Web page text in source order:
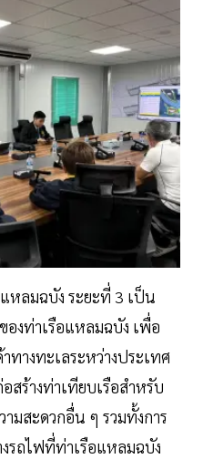
หลมฉบัง ระยะที่ 3 เป็น
องท่าเรือแหลมฉบัง เพื่อ
ทางทะเลระหว่างประเทศ
ร้างท่าเทียบเรือสำหรับ
มสะดวกอื่น ๆ รวมทั้งการ
ถไฟที่ท่าเรือแหลมฉบัง